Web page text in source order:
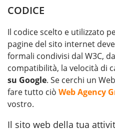
CODICE
Il codice scelto e utilizzato
pagine del sito internet
formali condivisi dal W3C,
compatibilità, la velocità di
su Google. Se cerchi un
fare tutto ciò Web Agency
vostro.
Il sito web della tua